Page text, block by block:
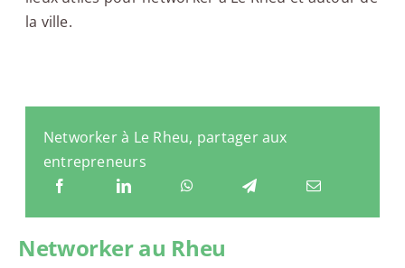
la ville.
Networker à Le Rheu, partager aux
entrepreneurs
Networker au Rheu